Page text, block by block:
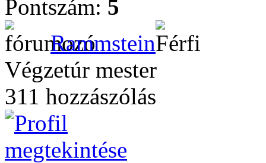
Pontszám: 5
Rammstein
Végzetúr mester
311 hozzászólás